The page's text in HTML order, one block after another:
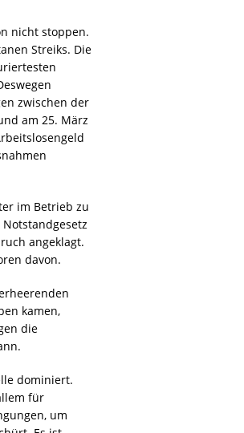
nicht stoppen.
Streiks. Die
zwischen der
am 25. März
im Betrieb zu
angeklagt.
davon.
kamen,
die
dominiert.
für
um